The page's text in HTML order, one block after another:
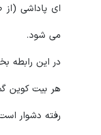
ای پاداشی (از
می شود.
در این رابطه
هر بیت کوین
رفته دشوار